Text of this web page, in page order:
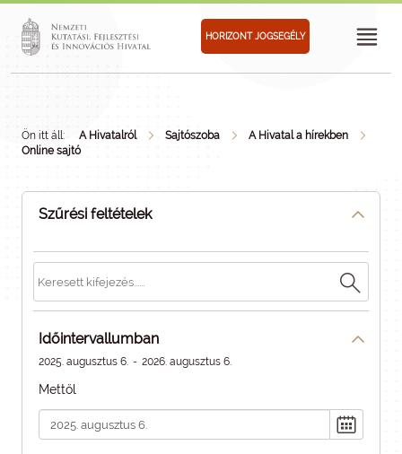
HORIZONT JOGSEGÉLY
Ön itt áll: A Hivatalról Sajtószoba
A Hivatal a hírekben
Online sajtó
Szűrési feltételek
Időintervallumban
2025. augusztus 6. - 2026. augusztus 6.
Mettől